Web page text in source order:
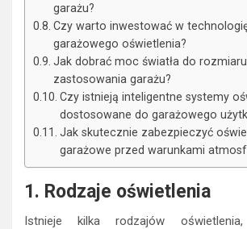
garażu?
Czy warto inwestować w
garażowego oświetlenia?
Jak dobrać moc światła do
zastosowania garażu?
Czy istnieją inteligentne systemy
dostosowane do garażowego
Jak skutecznie zabezpieczyć
garażowe przed warunkami
1. Rodzaje oświetlenia
Istnieje kilka rodzajów